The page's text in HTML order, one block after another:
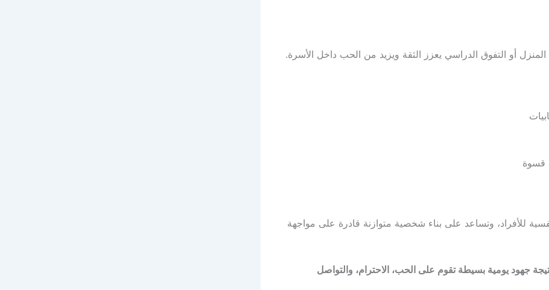
أو التفوق الدراسي يعزز الثقة ويزيد من الحب داخل الأسرة.
قسوة
للأفراد، وتساعد على بناء شخصية متوازنة قادرة على مواجهة
جهود يومية بسيطة تقوم على الحب، الاحترام، والتواصل